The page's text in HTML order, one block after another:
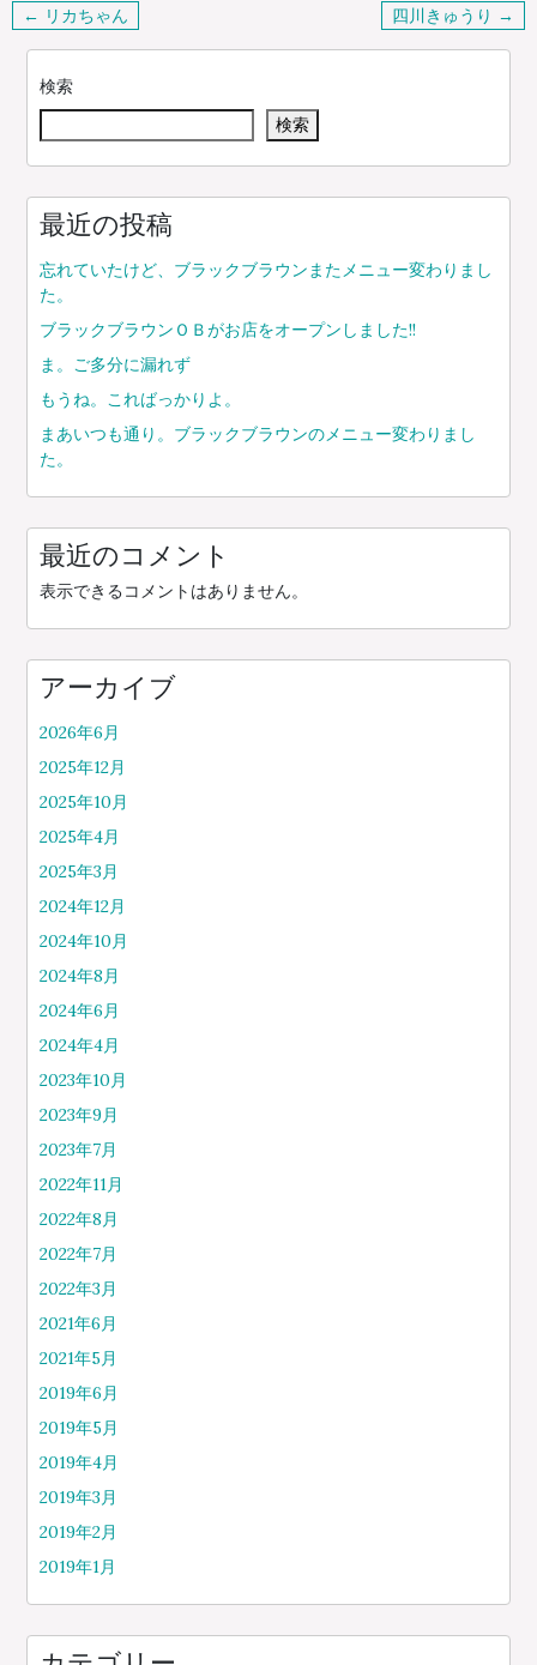
投
稿
ー
シ
← リカちゃん 四川きゅうり →
検索
検索
最近の投稿
忘れていたけど、ブラックブラウンまたメニュー変わりまし
た。
ブラックブラウンＯＢがお店をオープンしました!!
ま。ご多分に漏れず
もうね。こればっかりよ。
まあいつも通り。ブラックブラウンのメニュー変わりまし
た。
最近のコメント
表示できるコメントはありません。
アーカイブ
2026年6月
2025年12月
2025年10月
2025年4月
2025年3月
2024年12月
2024年10月
2024年8月
2024年6月
2024年4月
2023年10月
2023年9月
2023年7月
2022年11月
2022年8月
2022年7月
2022年3月
2021年6月
2021年5月
2019年6月
2019年5月
2019年4月
2019年3月
2019年2月
2019年1月